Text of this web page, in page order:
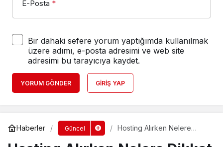
E-Posta *
Bir dahaki sefere yorum yaptığımda kullanılmak
üzere adımı, e-posta adresimi ve web site
adresimi bu tarayıcıya kaydet.
YORUM GÖNDER GIRIŞ YAP
Haberler Güncel
Hosting Alırken Nelere